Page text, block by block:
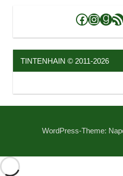
TINTENHAIN © 2011-2026
WordPress-Theme: